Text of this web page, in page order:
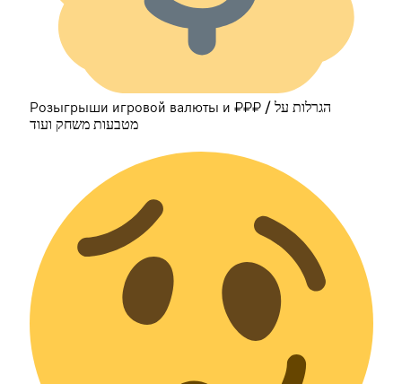
Розыгрыши игровой валюты и ₽₽₽ / הגרלות על
מטבעות משחק ועוד